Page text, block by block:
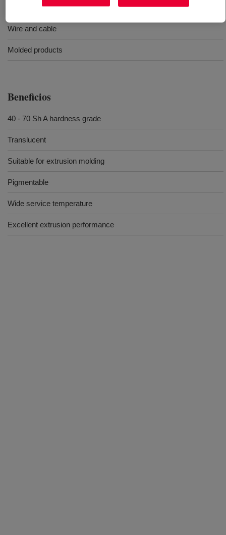
Shaped material
Wire and cable
Molded products
Beneficios
40 - 70 Sh A hardness grade
Translucent
Suitable for extrusion molding
Pigmentable
Wide service temperature
Excellent extrusion performance